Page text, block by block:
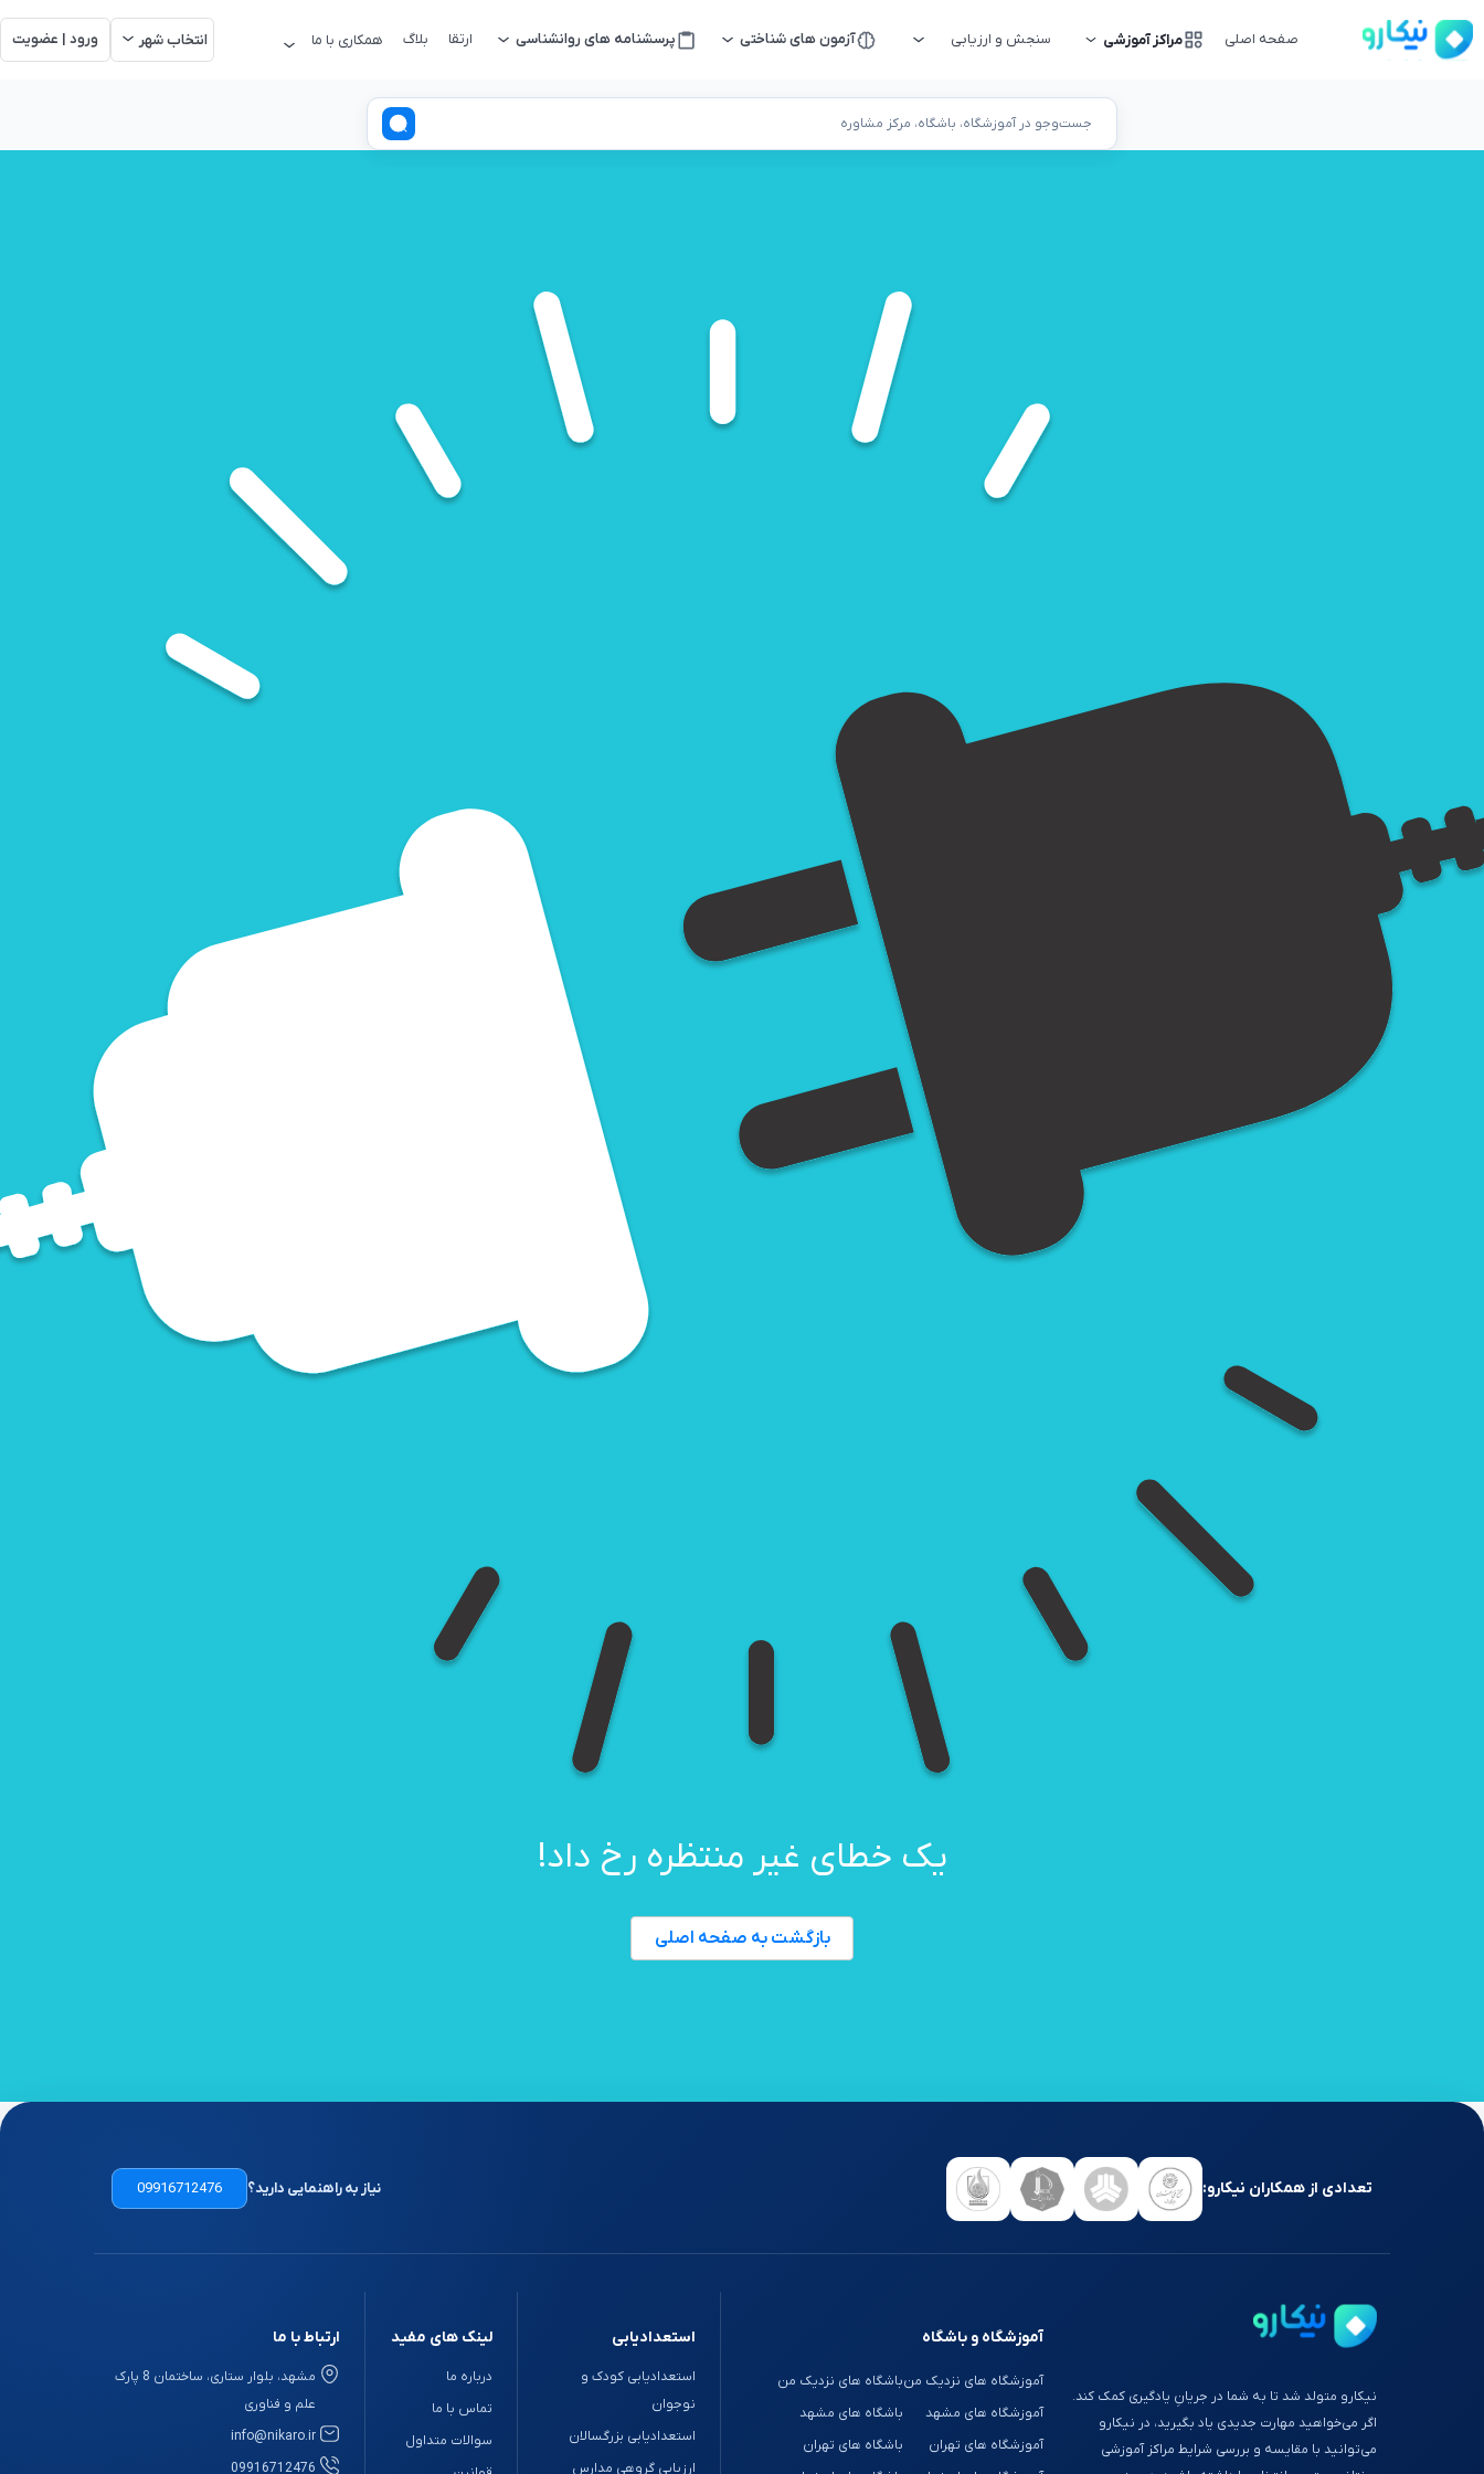
صفحه اصلی مراکز آموزشی سنجش و ارزیابی آزمون های شناختی پرسشنامه های روانشناسی ارتقا بلاگ همکاری با ما انتخاب شهر ورود | عضویت
جست‌وجو در آموزشگاه، باشگاه، مرکز مشاوره
یک خطای غیر منتظره رخ داد!
بازگشت به صفحه اصلی
تعدادی از همکاران نیکارو: نیاز به راهنمایی دارید؟ 09916712476
نیکارو متولد شد تا به شما در جریانِ یادگیری کمک کند.
اگر می‌خواهید مهارت جدیدی یاد بگیرید، در نیکارو
می‌توانید با مقایسه و بررسی شرایط مراکز آموزشی
آموزشگاه و باشگاه
آموزشگاه های نزدیک من
آموزشگاه های مشهد
آموزشگاه های تهران
باشگاه های نزدیک من
باشگاه های مشهد
باشگاه های تهران
استعدادیابی
استعدادیابی کودک و
نوجوان
استعدادیابی بزرگسالان
ارزیابی گروهی مدارس
لینک های مفید
درباره ما
تماس با ما
سوالات متداول
ارتباط با ما
مشهد، بلوار ستاری، ساختمان 8 پارک
علم و فناوری
info@nikaro.ir
09916712476